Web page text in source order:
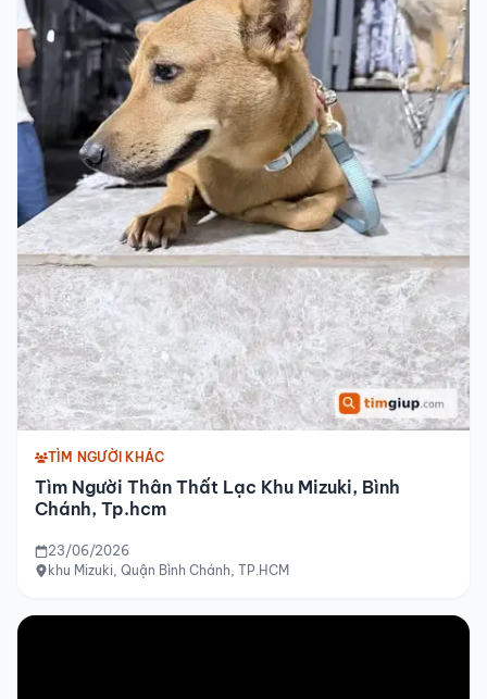
TÌM NGƯỜI KHÁC
Tìm Người Thân Thất Lạc Khu Mizuki, Bình
Chánh, Tp.hcm
23/06/2026
khu Mizuki, Quận Bình Chánh, TP.HCM